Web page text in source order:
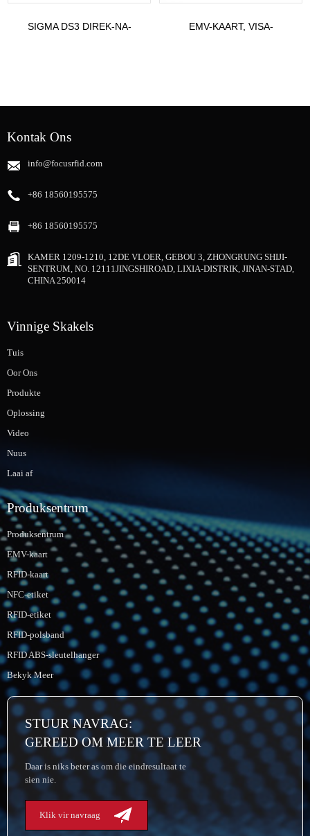
SIGMA DS3 DIREK-NA-
EMV-KAART, VISA-
Kontak Ons
info@focusrfid.com
+86 18560195575
+86 18560195575
KAMER 1209-1210, 12DE VLOER, GEBOU 3, ZHONGRUNG SHIJI-
SENTRUM, NO. 12111JINGSHIROAD, LIXIA-DISTRIK, JINAN-STAD,
CHINA 250014
Vinnige Skakels
Tuis
Oor Ons
Produkte
Oplossing
Video
Nuus
Laai af
Produksentrum
Produksentrum
EMV-kaart
RFID-kaart
NFC-etiket
RFID-etiket
RFID-polsband
RFID ABS-sleutelhanger
Bekyk Meer
STUUR NAVRAG:
GEREED OM MEER TE LEER
Daar is niks beter as om die eindresultaat te
sien nie.
Klik vir navraag